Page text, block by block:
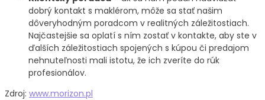
dobrý kontakt s maklérom, môže sa stať našim
dôveryhodným poradcom v realitných záležitostiach.
Najčastejšie sa oplatí s ním zostať v kontakte, aby ste v
ďalších záležitostiach spojených s kúpou či predajom
nehnuteľnosti mali istotu, že ich zveríte do rúk
profesionálov.
Zdroj: www.morizon.pl